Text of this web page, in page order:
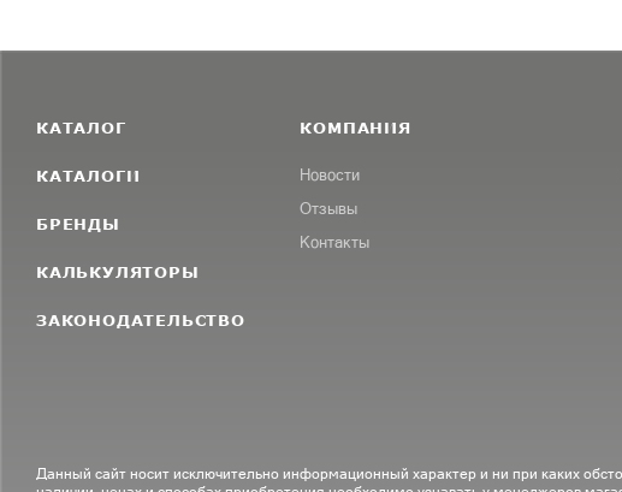
КАТАЛОГ
КАТАЛОГИ
БРЕНДЫ
КАЛЬКУЛЯТОРЫ
ЗАКОНОДАТЕЛЬСТВО
КОМПАНИЯ
Новости
Отзывы
Контакты
Данный сайт носит исключительно информационный характер и ни при каких